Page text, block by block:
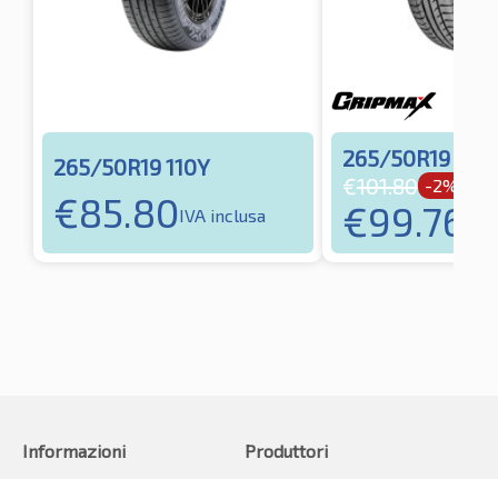
265/50R19 110Y
€85.80IVA inclusa
265/50R19 110Y
€101.80 -2%
€99.76
Informazioni
Produttori